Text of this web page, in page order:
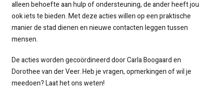
alleen behoefte aan hulp of ondersteuning, de ander heeft jou
ook iets te bieden. Met deze acties willen op een praktische
manier de stad dienen en nieuwe contacten leggen tussen
mensen.
De acties worden gecoördineerd door Carla Boogaard en
Dorothee van der Veer. Heb je vragen, opmerkingen of wil je
meedoen? Laat het ons weten!